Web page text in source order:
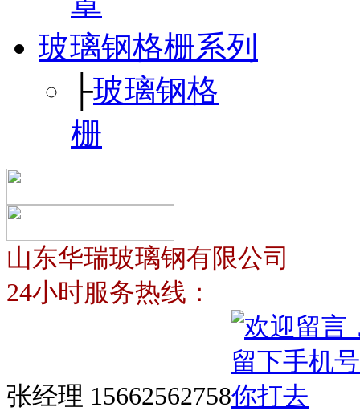
玻璃钢格栅系列
├玻璃钢格
栅
山东华瑞玻璃钢有限公司
24小时服务热线：
张经理 15662562758